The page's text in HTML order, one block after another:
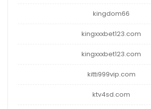
kingdom66
kingxxxbet123.com
kingxxxbet123.com
kitti999vip.com
ktv4sd.com